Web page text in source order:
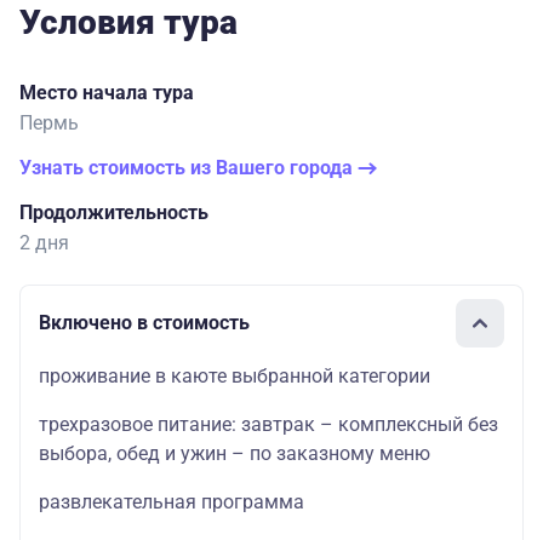
Условия тура
Место начала тура
Пермь
Узнать стоимость из Вашего города
Продолжительность
2 дня
Включено в стоимость
проживание в каюте выбранной категории
трехразовое питание: завтрак – комплексный без
выбора, обед и ужин – по заказному меню
развлекательная программа